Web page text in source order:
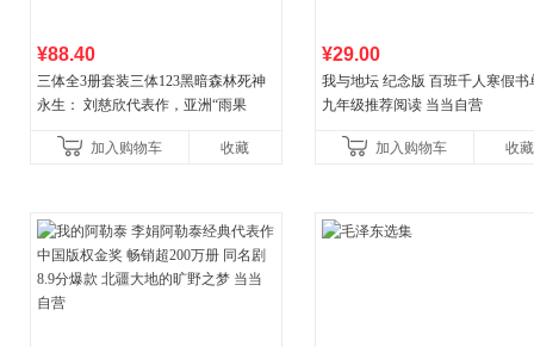
¥88.40
三体全3册套装三体123黑暗森林死神
永生： 刘慈欣代表作，亚洲“雨果
小说代表作加入购物车 收藏
¥29.00
我与地坛 纪念版 百班千人寒假书
九年级推荐阅读 当当自营
加入购物车 收藏